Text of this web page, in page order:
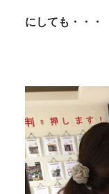
にしても・・・